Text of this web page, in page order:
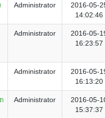
Administrator
2016-05-
14:02:46
Administrator
2016-05-
16:23:57
Administrator
2016-05-
16:13:20
Administrator
2016-05-
15:37:37